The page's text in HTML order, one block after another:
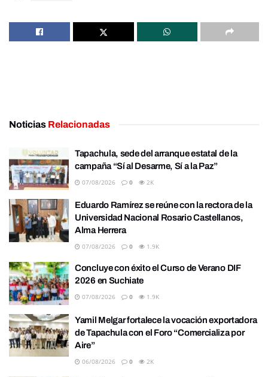
Noticias Relacionadas
Tapachula, sede del arranque estatal de la
campaña “Sí al Desarme, Sí a la Paz”
07/08/2026 0 2K
Eduardo Ramírez se reúne con la rectora de la
Universidad Nacional Rosario Castellanos,
Alma Herrera
07/08/2026 0 1.9K
Concluye con éxito el Curso de Verano DIF
2026 en Suchiate
07/08/2026 0 1.9K
Yamil Melgar fortalece la vocación exportadora
de Tapachula con el Foro “Comercializa por
Aire”
06/08/2026 0 2K